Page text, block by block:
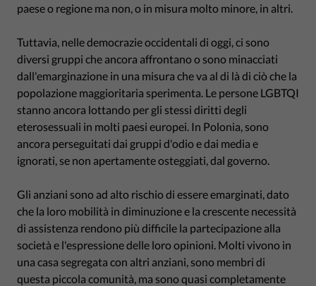
paese o regione ma non, o in misura molto minore, in altri.
Tuttavia, nelle democrazie occidentali di oggi, ci sono
diversi gruppi che ancora affrontano o sono minacciati
dall'emarginazione in una misura che va al di là di ciò che la
popolazione maggioritaria sperimenta. Le persone LGBTQI
stanno ancora lottando per gli stessi diritti degli
eterosessuali in molti paesi europei. In Polonia, sono
ancora perseguitati dai gruppi d'odio e dai media e
ignorati, se non apertamente osteggiati, dal governo.
Gli anziani sono ad alto rischio di essere emarginati, dato
che la loro mobilità in diminuzione e la crescente necessità
di assistenza rendono più difficile la partecipazione alla
società e l'espressione delle loro opinioni. Molti vivono in
una casa segregata con altri anziani, sono membri di
questa piccola comunità, ma sono quasi completamente